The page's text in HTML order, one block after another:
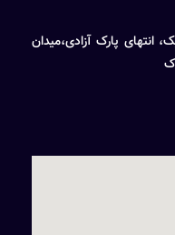
پارک آزادی،میدان